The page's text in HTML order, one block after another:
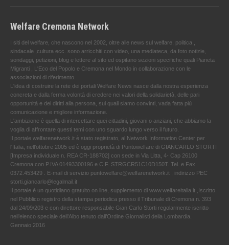
Welfare Cremona Network
I siti del welfare, che nascono nel 2002, oltre alle news sul welfare, politica ,
sindacale ,cultura ecc. sono arricchiti con video, una mediateca, da foto notizie,
sondaggi, petizioni, blog e lettere al sito ed ospitano sezioni specifiche quali Pianeta
Migranti , L'Eco del Popolo e Cremona nel Mondo in collaborazione con le
associazioni di riferimento.
L'idea di costruire la rete dei portali Welfare News nasce dalla nostra esperienza
concreta e dalla ferma volontà di credere nei valori della solidarietà, delle pari
opportunità e dei diritti alla persona, sui quali siamo convinti, vada fatta più
comunicazione e migliore informazione.
L'ambizione è quella di intercettare quei cittadini, giovani o anziani, che abbiamo la
voglia di affrontare questi temi con uno sguardo lungo verso il futuro.
Il portale welfarenetwork.it è stato registrato, al Network Information Center per
l'Italia, nell’ottobre 2005 ed è oggi proprietà di Puntowelfare di GIANCARLO STORTI
[Impresa individuale n. REA CR-188702] con sede in Via Litta, 4- Cap 26100
Cremona con P.IVA 01493300196 e C.F. STRGCR51C10D150T. Tel. e Fax
0372.453429 . E-mail di servizio puntowelfare@welfarenetwork.it ; indirizzo PEC
storti.giancarlo@legalmail.it
Il portale è un quotidiano gratuito on line, supplemento di www.welfareitalia.it ,Iscritto
nel Pubblico registro della stampa periodica presso il Tribunale di Cremona n. 393
dal 24/09/203 e con direttore responsabile Gian Carlo Storti regolarmente iscritto
nell’elenco speciale dell’Albo tenuto dall’Ordine Giornalisti della Lombardia.
Gennaio 2016